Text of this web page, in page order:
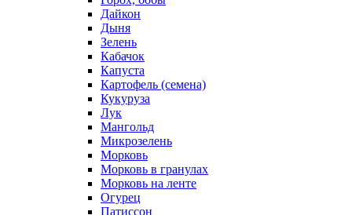
Дайкон
Дыня
Зелень
Кабачок
Капуста
Картофель (семена)
Кукуруза
Лук
Мангольд
Микрозелень
Морковь
Морковь в гранулах
Морковь на ленте
Огурец
Патиссон